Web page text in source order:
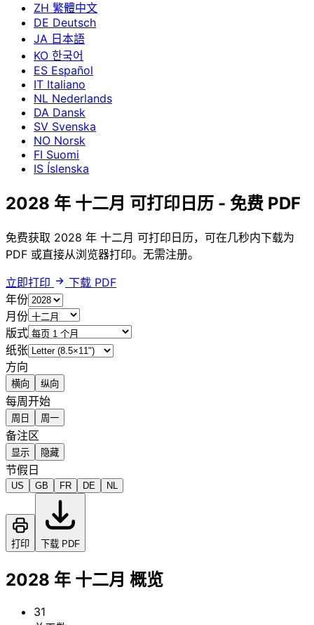
ZH 繁體中文
DE Deutsch
JA 日本語
KO 한국어
ES Español
IT Italiano
NL Nederlands
DA Dansk
SV Svenska
NO Norsk
FI Suomi
IS Íslenska
2028 年 十二月 可打印日历 - 免费 PDF
免费获取 2028 年 十二月 可打印日历，可在几秒内下载为
PDF 或直接从浏览器打印。无需注册。
立即打印
下载 PDF
年份
月份
版式
纸张
方向
横向 纵向
每周开始
周日 周一
备注区
显示 隐藏
节假日
US GB FR DE NL
打印 下载 PDF
2028 年 十二月 概览
31